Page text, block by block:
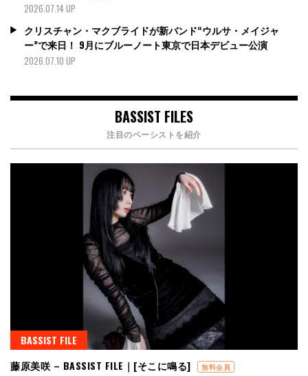
2026.07.14 UP
クリスチャン・マクブライドが新バンド“ウルサ・メイジャ
ー”で来日！ 9月にブルーノート東京で日本デビュー公演
2026.07.10 UP
BASSIST FILES
注目のベーシストを紹介
BASSIST FILE
藤原美咲 – BASSIST FILE｜[そこに鳴る]
無料会員